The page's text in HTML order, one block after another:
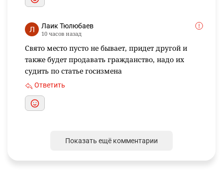
Лаик Тюлюбаев
10 часов назад
Свято место пусто не бывает, придет другой и
также будет продавать гражданство, надо их
судить по статье госизмена
Ответить
Показать ещё комментарии